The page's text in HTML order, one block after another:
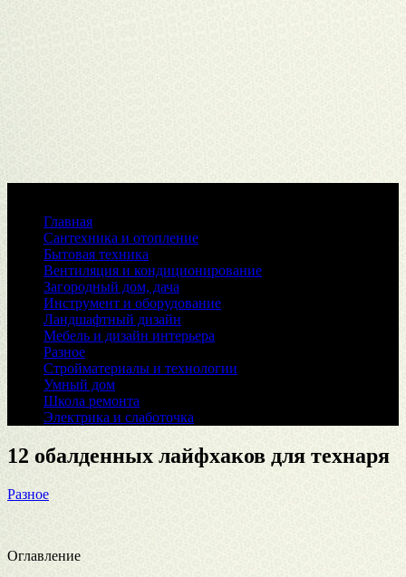
Главная
Сантехника и отопление
Бытовая техника
Вентиляция и кондиционирование
Загородный дом, дача
Инструмент и оборудование
Ландшафтный дизайн
Мебель и дизайн интерьера
Разное
Стройматериалы и технологии
Умный дом
Школа ремонта
Электрика и слаботочка
12 обалденных лайфхаков для технаря
Разное
Оглавление